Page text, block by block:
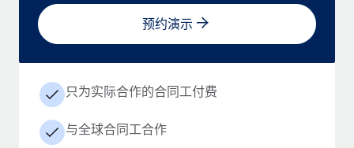
预约演示
只为实际合作的合同工付费
与全球合同工合作